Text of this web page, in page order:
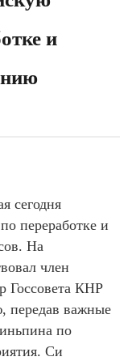
и
сегодня
переработке и
На
член
КНР
передав важные
по
Си